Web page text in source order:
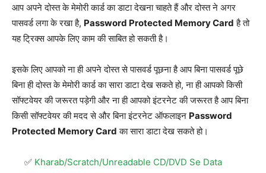
आप अपने दोस्त के मेमोरी कार्ड का डाटा देखना चाहते हैं और दोस्त ने अगर
पासवर्ड लगा के रखा है, Password Protected Memory Card है तो
यह ट्रिक्स आपके लिए काम की साबित हो सकती है।
इसके लिए आपको ना ही अपने दोस्त से पासवर्ड पूछना है आप बिना पासवर्ड पूछे
बिना ही दोस्त के मेमोरी कार्ड का सारा डाटा देख सकते हो, ना ही आपको किसी
सॉफ्टवेयर की जरूरत पड़ेगी और ना ही आपको इंटरनेट की जरूरत है आप बिना
किसी सॉफ्टवेयर की मदद से और बिना इंटरनेट ऑफलाइन Password
Protected Memory Card का सारा डाटा देख सकते हो।
Kharab/Scratch/Unreadable CD/DVD Se Data